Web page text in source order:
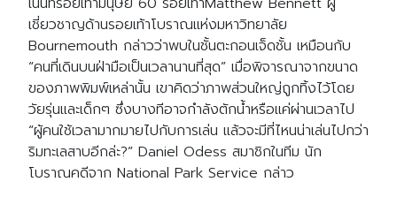
เชี่ยวชาญด้านรอยเท้าโบราณแห่งมหาวิทยาลัย
Bournemouth กล่าวว่าพบในชั้นตะกอนเจ็ดชั้น เหมือนกับ
“คนที่เดินบนฝ่ามือเป็นเวลานานที่สุด” เมื่อพิจารณาจากขนาด
ของภาพพิมพ์เหล่านั้น เขาคิดว่าภาพส่วนใหญ่ถูกทิ้งไว้โดย
วัยรุ่นและเด็กๆ ซึ่งบางทีอาจกำลังตักน้ำหรือแค่ผ่านเวลาไป
“ผู้คนใช้เวลามากมายไปกับการเล่น แล้วจะมีที่ไหนน่าเล่นไปกว่า
ริมทะเลสาบอีกล่ะ?” Daniel Odess สมาชิกในทีม นัก
โบราณคดีจาก National Park Service กล่าว